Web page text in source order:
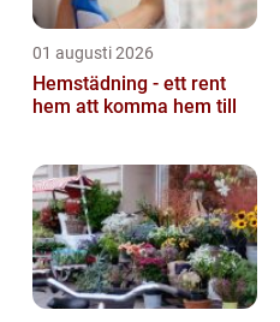
01 augusti 2026
Hemstädning - ett rent
hem att komma hem till